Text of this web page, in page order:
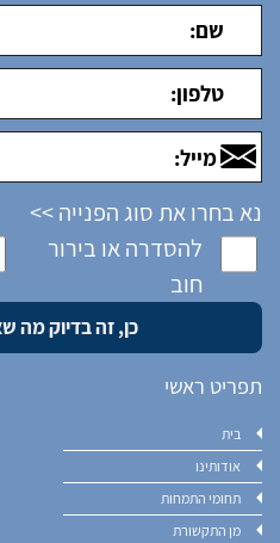
נא בחרו את סוג הפנייה >>
להסדרה או בירור
חוב
תפריט ראשי
בית
אודותינו
תחומי התמחות
מן התקשורת